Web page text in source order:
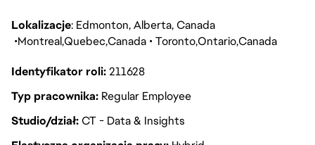
Lokalizacje: Edmonton, Alberta, Canada
MontrealQuebecCanada TorontoOntarioCanada
Identyfikator roli211628
Typ pracownika Regular Employee
Studio/działCT - Data & Insights